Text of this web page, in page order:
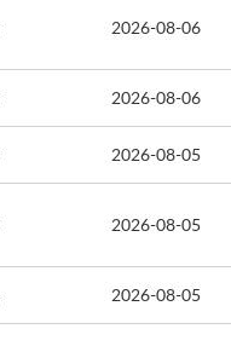
2026-08-06
2026-08-06
2026-08-05
2026-08-05
2026-08-05